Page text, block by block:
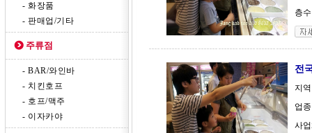
- 화장품
- 판매업/기타
주류점
- BAR/와인바
- 치킨호프
- 호프/맥주
- 이자카야
층
전
지
업
사